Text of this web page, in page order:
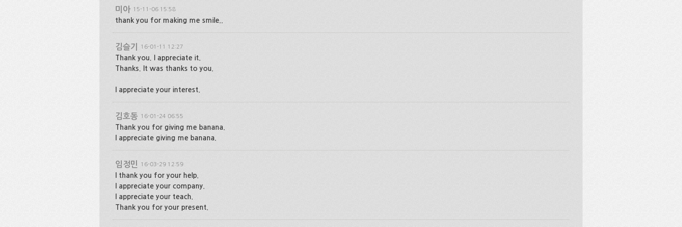
미아 15-11-06 15:58
thank you for making me smile..
김슬기 16-01-11 12:27
Thank you. I appreciate it.
Thanks. It was thanks to you.
I appreciate your interest.
김호동 16-01-24 06:55
Thank you for giving me banana.
I appreciate giving me banana.
임정민 16-03-29 12:59
I thank you for your help.
I appreciate your company.
I appreciate your teach.
Thank you for your present.